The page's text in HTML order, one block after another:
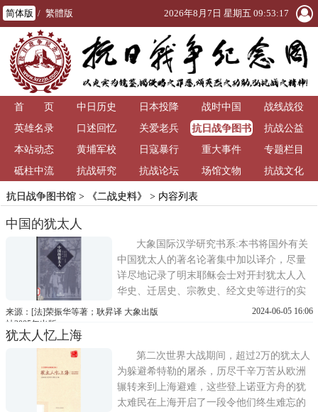
简体版 / 繁體版 2026年8月7日 星期五 09:53:17
首 页 中日历史 日本投降 战时中国
战线战役
英雄名录
口述回忆 关爱老兵
抗日战争图书
馆
抗战公益
本站动态
黄埔军校 日寇暴行 重大事件
专题栏目
砥柱中流
抗战研究 抗战论坛 场馆文物 抗战文化
抗日战争图书馆> 《二战史料》 > 内容列表
中国的犹太人
大象国际汉学研究书系:本书将国外有关
中国犹太人的著名论著集中加以译介，尽量
详尽地记录了明末耶稣会士对开封犹太人入
华史、迁居史、宗教史、经文史等进行的实
地调查，是研究中国犹太人的基本史料。
来源：[法]荣振华等著；耿昇译 大象出版
社2005年出版
2024-06-05 16:06
犹太人忆上海
第二次世界大战期间，超过2万的犹太人
为躲避希特勒的屠杀，历尽千辛万苦从欧洲
辗转来到上海避难，这些登上诺亚方舟的犹
太难民在上海开启了一段令他们终生难忘的